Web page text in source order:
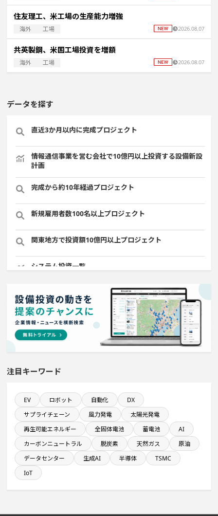
住友理工、米工場の生産能力増強
海外 工場 2026.08.07
共英製鋼、米国工場投資を増額
海外 工場 2026.08.07
データを探す
直近3か月以内に完成プロジェクト
情報通信事業を営む会社で10億円以上投資する設備新設
計画
完成から約10年経過プロジェクト
新規雇用者数100名以上プロジェクト
関東地方で投資額10億円以上プロジェクト
システム投資一覧
平均臨時雇用人員数が100人以上の企業一覧
発電設備の導入を含む工場プロジェクト
年間設備投資額が100億円以上の企業一覧
直近3か月以内に着工プロジェクト
完成から約5年経過プロジェクト
稼働から約5年経過プロジェクト
売上高が100億円以上の企業一覧
直近3か月以内に完了する設備新設計画
注目キーワード
EV ロボット 自動化
DX
サプライチェーン
風力発電
太陽光発電
再生可能エネルギー
全固体電池 蓄電池
AI
カーボンニュートラル
脱炭素 天然ガス
原油
データセンター
生成AI 半導体
TSMC
IoT